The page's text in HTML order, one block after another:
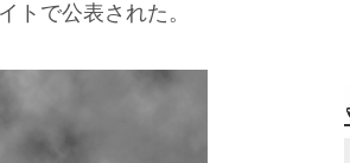
トで公表された。